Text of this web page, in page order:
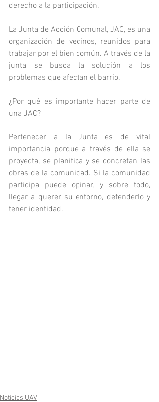
derecho a la participación.
La Junta de Acción Comunal, JAC, es una
organización de vecinos, reunidos para
trabajar por el bien común. A través de la
junta se busca la solución a los
problemas que afectan el barrio.
¿Por qué es importante hacer parte de
una JAC?
Pertenecer a la Junta es de vital
importancia porque a través de ella se
proyecta, se planifica y se concretan las
obras de la comunidad. Si la comunidad
participa puede opinar, y sobre todo,
llegar a querer su entorno, defenderlo y
tener identidad.
Noticias UAV